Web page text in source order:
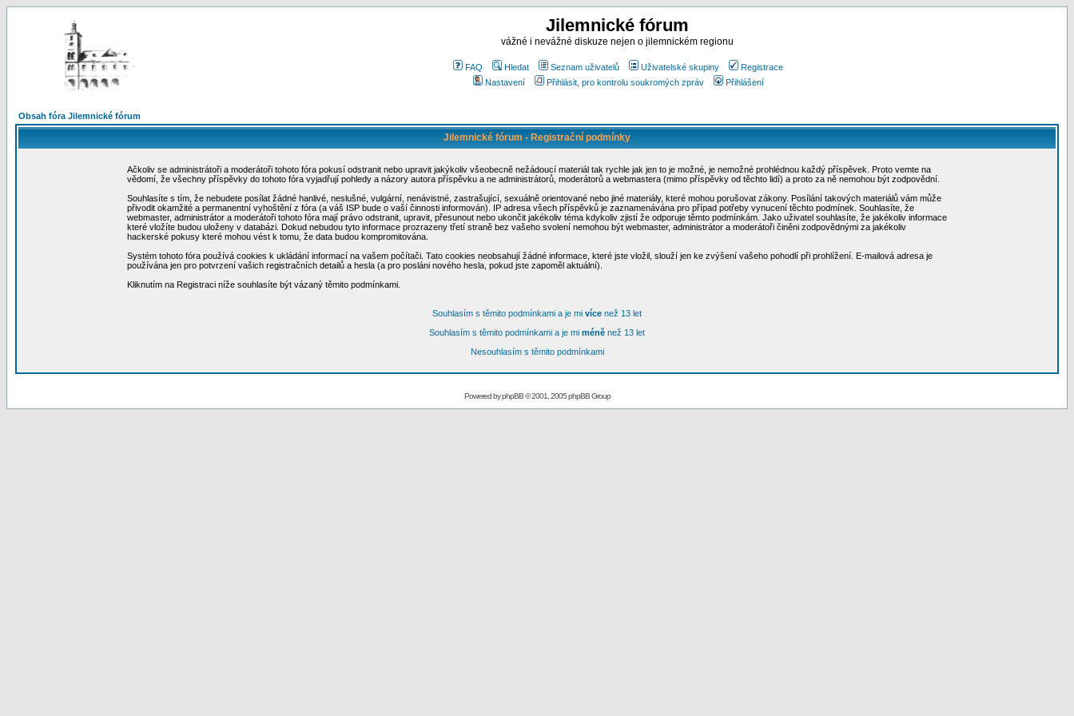
Jilemnické fórum
vážné i nevážné diskuze nejen o jilemnickém regionu
FAQ Hledat Seznam uživatelů Uživatelské skupiny
Registrace
Nastavení
Přihlásit, pro kontrolu soukromých zpráv Přihlášení
Obsah fóra Jilemnické fórum
Jilemnické fórum - Registrační podmínky
Ačkoliv se administrátoři a moderátoři tohoto fóra pokusí odstranit nebo upravit jakýkoliv všeobecně nežádoucí materiál tak rychle jak jen to je možné, je nemožné prohlédnou každý příspěvek. Proto vemte na
vědomí, že všechny příspěvky do tohoto fóra vyjadřují pohledy a názory autora příspěvku a ne administrátorů, moderátorů a webmastera (mimo příspěvky od těchto lidí) a proto za ně nemohou být zodpovědní.
Souhlasíte s tím, že nebudete posílat žádné hanlivé, neslušné, vulgární, nenávistné, zastrašující, sexuálně orientované nebo jiné materiály, které mohou porušovat zákony. Posílání takových materiálů vám může
přivodit okamžité a permanentní vyhoštění z fóra (a váš ISP bude o vaší činnosti informován). IP adresa všech příspěvků je zaznamenávána pro případ potřeby vynucení těchto podmínek. Souhlasíte, že
webmaster, administrátor a moderátoři tohoto fóra mají právo odstranit, upravit, přesunout nebo ukončit jakékoliv téma kdykoliv zjistí že odporuje těmto podmínkám. Jako uživatel souhlasíte, že jakékoliv informace
které vložíte budou uloženy v databázi. Dokud nebudou tyto informace prozrazeny třetí straně bez vašeho svolení nemohou být webmaster, administrátor a moderátoři činěni zodpovědnými za jakékoliv
hackerské pokusy které mohou vést k tomu, že data budou kompromitována.
Systém tohoto fóra používá cookies k ukládání informací na vašem počítači. Tato cookies neobsahují žádné informace, které jste vložil, slouží jen ke zvýšení vašeho pohodlí při prohlížení. E-mailová adresa je
používána jen pro potvrzení vašich registračních detailů a hesla (a pro posláni nového hesla, pokud jste zapoměl aktuální).
Kliknutím na Registraci níže souhlasíte být vázaný těmito podmínkami.
Souhlasím s těmito podmínkami a je mi více než 13 let
Souhlasím s těmito podmínkami a je mi méně než 13 let
Nesouhlasím s těmito podmínkami
Powered byphpBB© 2001, 2005 phpBB Group